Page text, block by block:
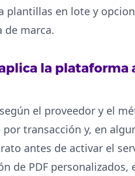
plantillas en lote y
de marca.
la
el proveedor y el
transacción y, en
antes de activar el
de PDF